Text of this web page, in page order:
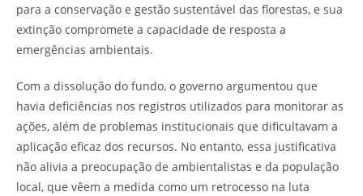
para a conservação e gestão sustentável das florestas, e sua
extinção compromete a capacidade de resposta a
emergências ambientais.
Com a dissolução do fundo, o governo argumentou que
havia deficiências nos registros utilizados para monitorar as
ações, além de problemas institucionais que dificultavam a
aplicação eficaz dos recursos. No entanto, essa justificativa
não alivia a preocupação de ambientalistas e da população
local, que vêem a medida como um retrocesso na luta